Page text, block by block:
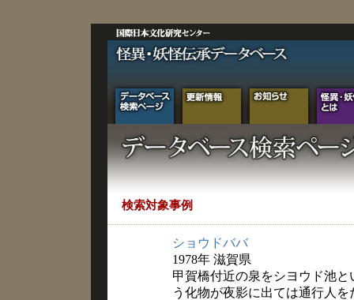
検索対象事例
ショウドババ
1978年 滋賀県
甲賀橋付近の泉をシヨウド池
う化物が夜影に出ては通行人